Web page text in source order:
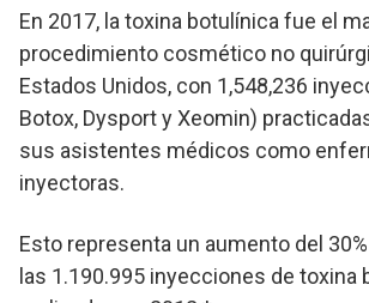
En 2017, la toxina botulínica fue el
procedimiento cosmético no
Estados Unidos, con 1,548,236
Botox, Dysport y Xeomin)
sus asistentes médicos como
inyectoras.
Esto representa un aumento del
las 1.190.995 inyecciones de toxina